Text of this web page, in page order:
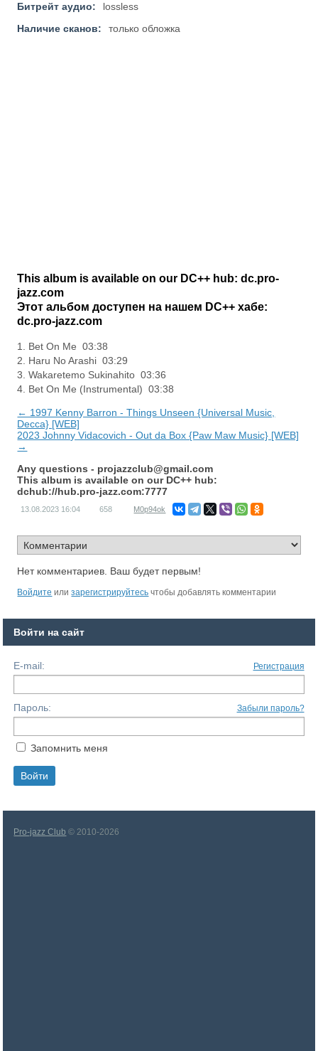
Битрейт аудио:
lossless
Наличие сканов:
только обложка
This album is available on our DC++ hub: dc.pro-
jazz.com
Этот альбом доступен на нашем DC++ хабе:
dc.pro-jazz.com
1. Bet On Me 03:38
2. Haru No Arashi 03:29
3. Wakaretemo Sukinahito 03:36
4. Bet On Me (Instrumental) 03:38
← 1997 Kenny Barron - Things Unseen {Universal Music,
Decca} [WEB]
2023 Johnny Vidacovich - Out da Box {Paw Maw Music} [WEB]
→
Any questions - projazzclub@gmail.com
This album is available on our DC++ hub:
dchub://hub.pro-jazz.com:7777
13.08.2023 16:04 658 M0p94ok
Нет комментариев. Ваш будет первым!
Войдите илизарегистрируйтесь чтобы добавлять комментарии
Войти на сайт
E-mail: Регистрация
Пароль: Забыли пароль?
Запомнить меня
Pro-jazz Club © 2010-2026